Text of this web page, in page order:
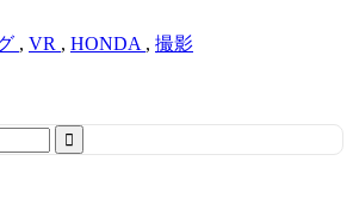
, VR , HONDA , 撮影